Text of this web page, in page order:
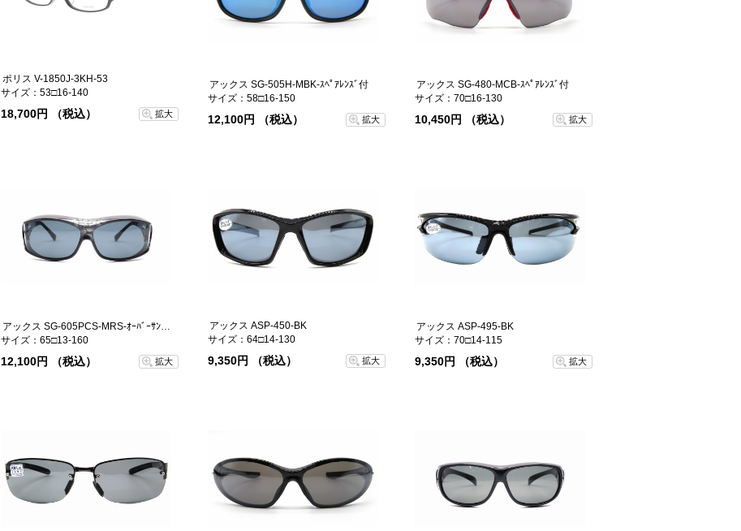
ポリス V-1850J-3KH-53
サイズ：53□16-140
18,700円 （税込） 拡大
アックス SG-505H-MBK-ｽﾍﾟｱﾚﾝｽﾞ付
サイズ：58□16-150
12,100円 （税込） 拡大
アックス SG-480-MCB-ｽﾍﾟｱﾚﾝｽﾞ付
サイズ：70□16-130
10,450円 （税込） 拡大
アックス SG-605PCS-MRS-ｵｰﾊﾞｰｻﾝｸﾞﾗｽ
サイズ：65□13-160
12,100円 （税込） 拡大
アックス ASP-450-BK
サイズ：64□14-130
9,350円 （税込） 拡大
アックス ASP-495-BK
サイズ：70□14-115
9,350円 （税込） 拡大